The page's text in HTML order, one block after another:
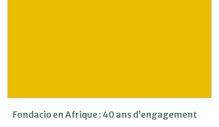
Fondacio en Afrique : 40 ans d’engagement